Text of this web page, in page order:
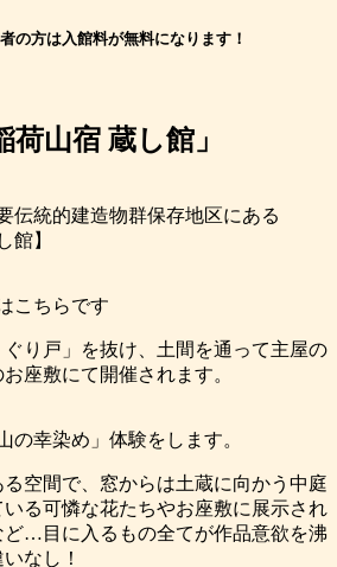
の方は入館料が無料になります！
山宿 蔵し館」
伝統的建造物群保存地区にある
館】
こちらです
り戸」を抜け、土間を通って主屋の
座敷にて開催されます。
の幸染め」体験をします。
空間で、窓からは土蔵に向かう中庭
る可憐な花たちやお座敷に展示され
ど…目に入るもの全てが作品意欲を沸
なし！